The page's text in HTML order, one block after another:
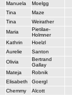
Manuela
Moelgg
Tina
Maze
Tina
Weirather
Maria
Pietilae-
Holmner
Kathrin
Hoelzl
Aurelie
Santon
Olivia
Bertrand
Gallay
Mateja
Robnik
Elisabeth
Goergl
Chemmy
Alcott